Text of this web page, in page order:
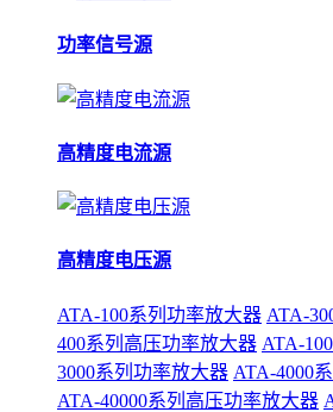
功率信号源
高精度电流源
高精度电压源
ATA-100系列功率放大器 ATA-
400系列高压功率放大器 ATA-
3000系列功率放大器 ATA-4000
ATA-40000系列高压功率放大器